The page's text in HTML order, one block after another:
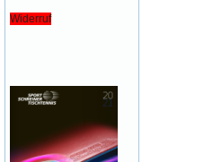
Widerruf